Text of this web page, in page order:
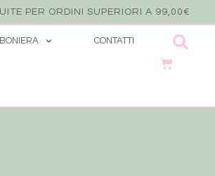
PER ORDINI SUPERIORI A 99,00€
CONTATTI